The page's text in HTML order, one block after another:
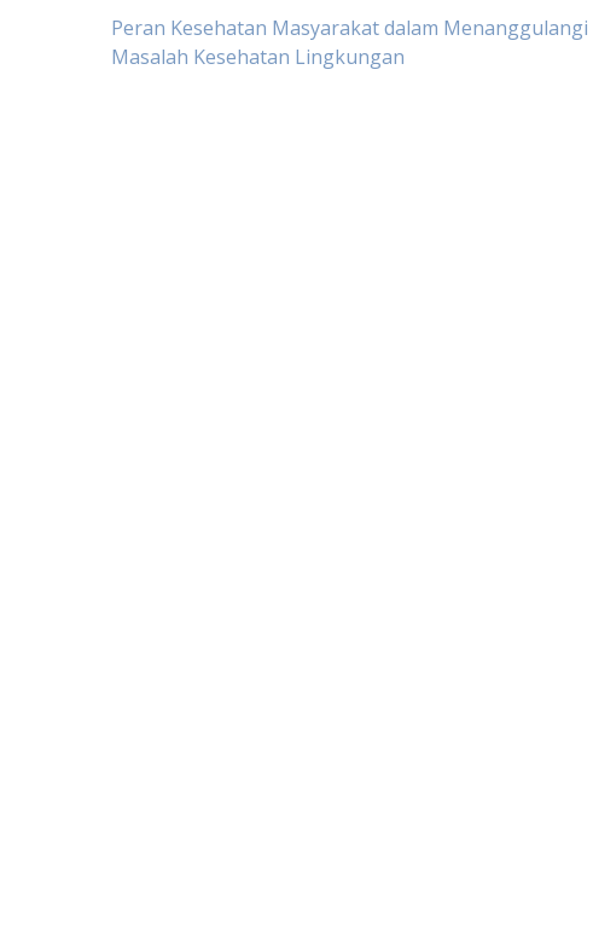
Post
Peran Kesehatan Masyarakat dalam Menanggulangi
Masalah Kesehatan Lingkungan